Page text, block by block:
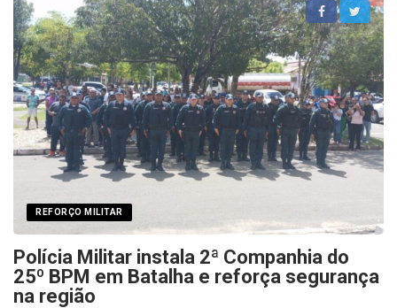
REFORÇO MILITAR
Polícia Militar instala 2ª Companhia do
25º BPM em Batalha e reforça segurança
na região